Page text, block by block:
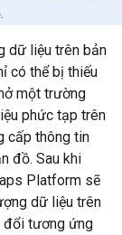
dữ liệu trên bản
có thể bị thiếu
một trường
phức tạp trên
cấp thông tin
đồ. Sau khi
Platform sẽ
dữ liệu trên
đổi tương ứng